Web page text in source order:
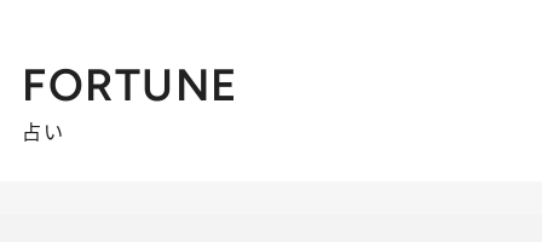
FORTUNE
占い